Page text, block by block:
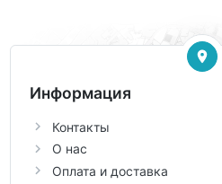
Информация
Контакты
О нас
Оплата и доставка